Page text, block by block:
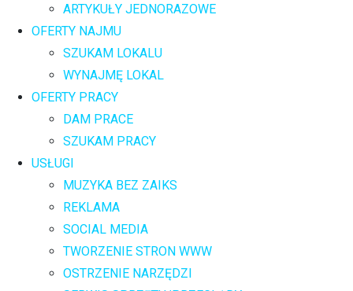
ARTYKUŁY JEDNORAZOWE
OFERTY NAJMU
SZUKAM LOKALU
WYNAJMĘ LOKAL
OFERTY PRACY
DAM PRACE
SZUKAM PRACY
USŁUGI
MUZYKA BEZ ZAIKS
REKLAMA
SOCIAL MEDIA
TWORZENIE STRON WWW
OSTRZENIE NARZĘDZI